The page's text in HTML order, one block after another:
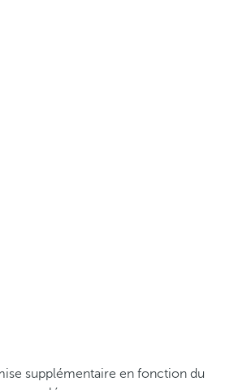
supplémentaire en fonction du